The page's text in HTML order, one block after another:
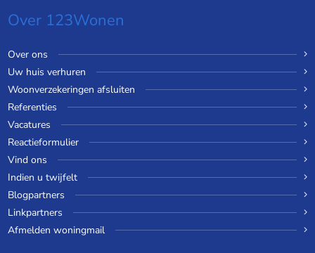
Over 123Wonen
Over ons
Uw huis verhuren
Woonverzekeringen afsluiten
Referenties
Vacatures
Reactieformulier
Vind ons
Indien u twijfelt
Blogpartners
Linkpartners
Afmelden woningmail